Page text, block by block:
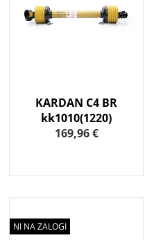
KARDAN C4 BR
kk1010(1220)
169,96 €
NI NA ZALOGI